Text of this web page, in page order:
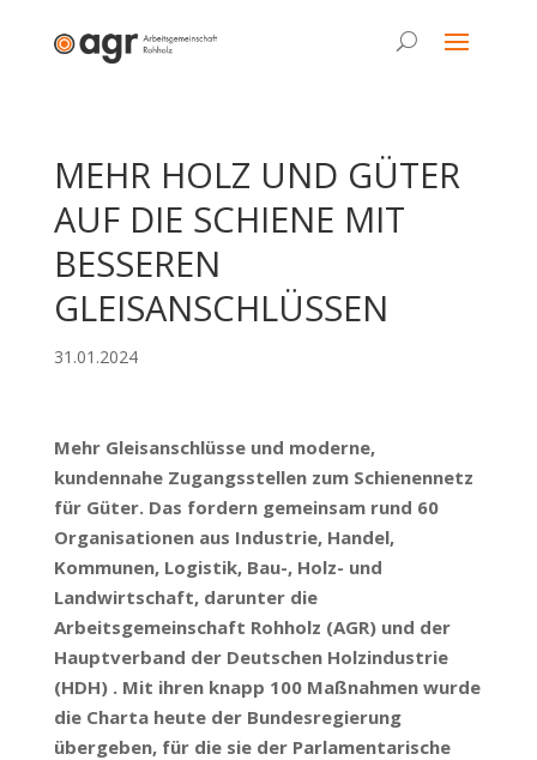
MEHR HOLZ UND GÜTER
AUF DIE SCHIENE MIT
BESSEREN
GLEISANSCHLÜSSEN
31.01.2024
Mehr Gleisanschlüsse und moderne,
kundennahe Zugangsstellen zum Schienennetz
für Güter. Das fordern gemeinsam rund 60
Organisationen aus Industrie, Handel,
Kommunen, Logistik, Bau-, Holz- und
Landwirtschaft, darunter die
Arbeitsgemeinschaft Rohholz (AGR) und der
Hauptverband der Deutschen Holzindustrie
(HDH) . Mit ihren knapp 100 Maßnahmen wurde
die Charta heute der Bundesregierung
übergeben, für die sie der Parlamentarische